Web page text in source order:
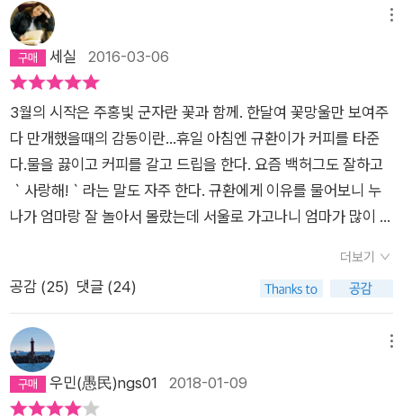
는 정면으로 부정한다. 만약 인생이 ‘산 정상에 도달하기 위한 여
정’이라면 우리는 대부분의 인생을 ‘길 위’에서 보내게 되는데, 그
길 위에서 보내는 인생을 ‘가짜’라고 여길 참이냐는 것이다. 그러
면서 아들러는 인생은 하나의 선이 아닌 ‘점(點)의 연속’이라고
주장한다. 즉 인생은 ‘지금’이라는 무수한 ‘찰나’의 연속이라는 것
이다. 따라서 아들러는 지나간 과거도 아닌, 앞으로 다가올 미래
도 아닌, ‘지금, 여기’를 진지하게 빈틈없이 살라고 주문한다. 아
직 오지 않을 미래를 위해 현재의 내 삶을 포기할 이유가 없다. 그
러다 미래의 꿈이 이뤄지지 않으면 그렇게 애써 힘겹게 보낸 오늘
즐겁게 살면 그 자체로도 충분하다, 그러다 보면 언젠가 내가 원
하는 삶을 살 수 있게 될 것이다”라고. 인문+자기계발+소설이 결
합된, 이전에 없던 ‘새로운 고전’의 탄생 “대화체라 쉽고 재미있
다. 술술 읽힌다!” “100권의 자기계발서보다 이 책 한 권이 낫
다!” “지금까지의 가치관을 근본부터 흔드는 책이다!” “이 책을
세실 2016-03-06
3월의 시작은 주홍빛 군자란 꽃과 함께. 한달여 꽃망울만 보여주
다 만개했을때의 감동이란...휴일 아침엔 규환이가 커피를 타준
다.물을 끓이고 커피를 갈고 드립을 한다. 요즘 백허그도 잘하고
｀사랑해!｀라는 말도 자주 한다. 규환에게 이유를 물어보니 누
나가 엄마랑 잘 놀아서 몰랐는데 서울로 가고나니 엄마가 많이 쓸
다. 공부가 많이 중요한 고2지만, 반장된거 축하해!이번달 토론도
서는 ｀미움받을 용기｀.베란다 가까이 앉아 햇살 받으며 읽고
에 따라 다른 맛이 난다. 좋아! 칭찬에 으쓱한 규환이는 엄마의 바
리스타란다...전에 읽다 두었는데 생각보다 재미있다.지금, 여기
가 중요하다는... 트라우마가 아닌 목적론, 용기가 필요하다는 아
더보기
공감 (25) 댓글 (24)
우민(愚民)ngs01 2018-01-09